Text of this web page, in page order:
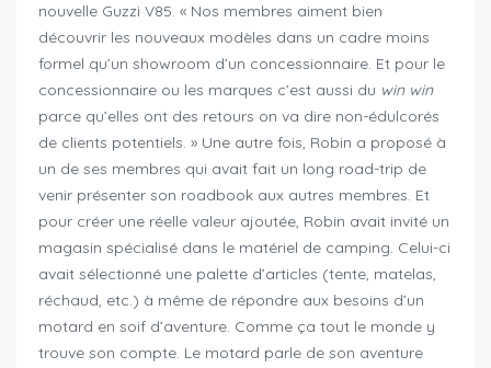
nouvelle Guzzi V85. « Nos membres aiment bien
découvrir les nouveaux modèles dans un cadre moins
formel qu’un showroom d’un concessionnaire. Et pour le
concessionnaire ou les marques c’est aussi du win win
parce qu’elles ont des retours on va dire non-édulcorés
de clients potentiels. » Une autre fois, Robin a proposé à
un de ses membres qui avait fait un long road-trip de
venir présenter son roadbook aux autres membres. Et
pour créer une réelle valeur ajoutée, Robin avait invité un
magasin spécialisé dans le matériel de camping. Celui-ci
avait sélectionné une palette d’articles (tente, matelas,
réchaud, etc.) à même de répondre aux besoins d’un
motard en soif d’aventure. Comme ça tout le monde y
trouve son compte. Le motard parle de son aventure